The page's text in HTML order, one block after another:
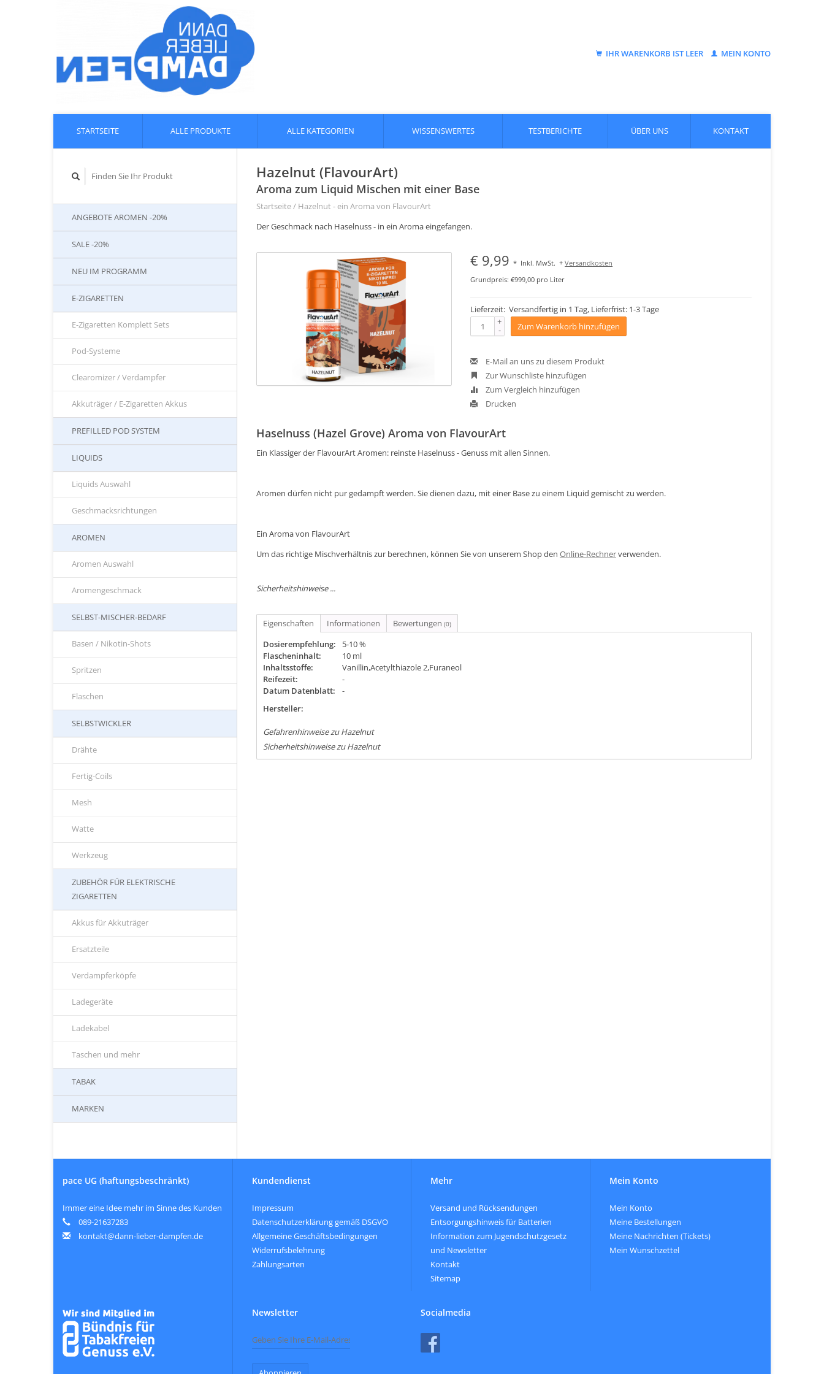
IHR WARENKORB IST LEER MEIN KONTO
STARTSEITE ALLE PRODUKTE ALLE KATEGORIEN WISSENSWERTES TESTBERICHTE ÜBER UNS KONTAKT
ANGEBOTE AROMEN -20%
SALE -20%
NEU IM PROGRAMM
E-ZIGARETTEN
E-Zigaretten Komplett Sets
Pod-Systeme
Clearomizer / Verdampfer
Akkuträger / E-Zigaretten Akkus
PREFILLED POD SYSTEM
LIQUIDS
Liquids Auswahl
Geschmacksrichtungen
AROMEN
Aromen Auswahl
Aromengeschmack
SELBST-MISCHER-BEDARF
Basen / Nikotin-Shots
Spritzen
Flaschen
SELBSTWICKLER
Drähte
Fertig-Coils
Mesh
Watte
Werkzeug
ZUBEHÖR FÜR ELEKTRISCHE
ZIGARETTEN
Akkus für Akkuträger
Ersatzteile
Verdampferköpfe
Ladegeräte
Ladekabel
Taschen und mehr
TABAK
MARKEN
Hazelnut (FlavourArt)
Aroma zum Liquid Mischen mit einer Base
Startseite/ Hazelnut - ein Aroma von FlavourArt
Der Geschmack nach Haselnuss - in ein Aroma eingefangen.
€ 9,99* Inkl. MwSt. +Versandkosten
Grundpreis: €999,00 pro Liter
Lieferzeit: Versandfertig in 1 Tag, Lieferfrist: 1-3 Tage
+
- Zum Warenkorb hinzufügen
E-Mail an uns zu diesem Produkt
Zur Wunschliste hinzufügen
Zum Vergleich hinzufügen
Drucken
Haselnuss (Hazel Grove) Aroma von FlavourArt
Ein Klassiger der FlavourArt Aromen: reinste Haselnuss - Genuss mit allen Sinnen.
Aromen dürfen nicht pur gedampft werden. Sie dienen dazu, mit einer Base zu einem Liquid gemischt zu werden.
Ein Aroma von FlavourArt
Um das richtige Mischverhältnis zur berechnen, können Sie von unserem Shop den Online-Rechnerverwenden.
Sicherheitshinweise ...
Eigenschaften Informationen Bewertungen (0)
Dosierempfehlung:
5-10 %
Flascheninhalt:
10 ml
Inhaltsstoffe:
Vanillin,Acetylthiazole 2,Furaneol
Reifezeit:
-
Datum Datenblatt:
-
Hersteller:
Gefahrenhinweise zu Hazelnut
Sicherheitshinweise zu Hazelnut
pace UG (haftungsbeschränkt)
Immer eine Idee mehr im Sinne des Kunden
089-21637283
kontakt@dann-lieber-dampfen.de
Kundendienst
Impressum
Datenschutzerklärung gemäß DSGVO
Allgemeine Geschäftsbedingungen
Widerrufsbelehrung
Zahlungsarten
Mehr
Versand und Rücksendungen
Entsorgungshinweis für Batterien
Information zum Jugendschutzgesetz
und Newsletter
Kontakt
Sitemap
Mein Konto
Mein Konto
Meine Bestellungen
Meine Nachrichten (Tickets)
Mein Wunschzettel
Newsletter Socialmedia